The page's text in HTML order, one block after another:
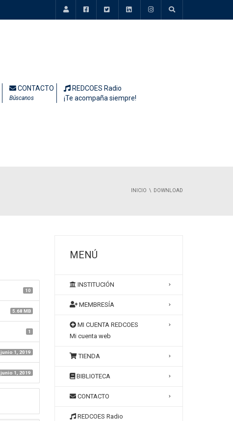
CONTACTO
Búscanos
REDCOES Radio
¡Te acompaña siempre!
INICIO DOWNLOAD
10
5.68 MB
1
junio 1, 2019
junio 1, 2019
MENÚ
INSTITUCIÓN
MEMBRESÍA
MI CUENTA REDCOES
Mi cuenta web
TIENDA
BIBLIOTECA
CONTACTO
REDCOES Radio